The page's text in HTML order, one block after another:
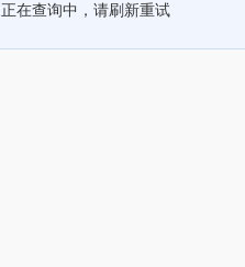
正在查询中，请刷新重试